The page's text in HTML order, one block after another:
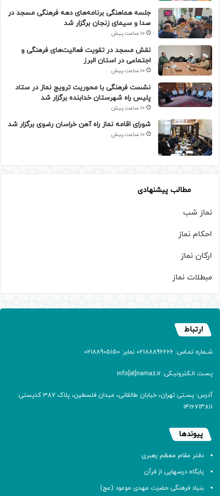
جلسه هماهنگی برنامه‌های دهه فرهنگی مسجد در
صدا و سیمای زنجان برگزار شد
10 ساعت پیش
نقش مسجد در تقویت فعالیت‌های فرهنگی و
اجتماعی در استان البرز
10 ساعت پیش
نشست فرهنگی با محوریت ترویج نماز در ستاد
پلیس راه شهرستان خدابنده برگزار شد
10 ساعت پیش
شورای اقامه نماز راه آهن خراسان رضوی برگزار شد
10 ساعت پیش
مطالب پیشنهادی
نماز شب
احکام نماز
ارکان نماز
مبطلات نماز
ارتباط
شـماره تمـاس: 02188896666 نمابر: 02188905150
پسـت الـکترونیـکی: info[at]namaz.ir
آدرس: پسـتی تهران، خیابان طالقانی، میدان فلسطین، پلاک 387 کدپستی:
۱۴۱۶۷۱۳۸۱۱
پیوندها
دفتر مقام معظم رهبری
پایگاه درسهایی از قرآن
بنیاد فرهنگی حضرت مهدی موعود (عج)